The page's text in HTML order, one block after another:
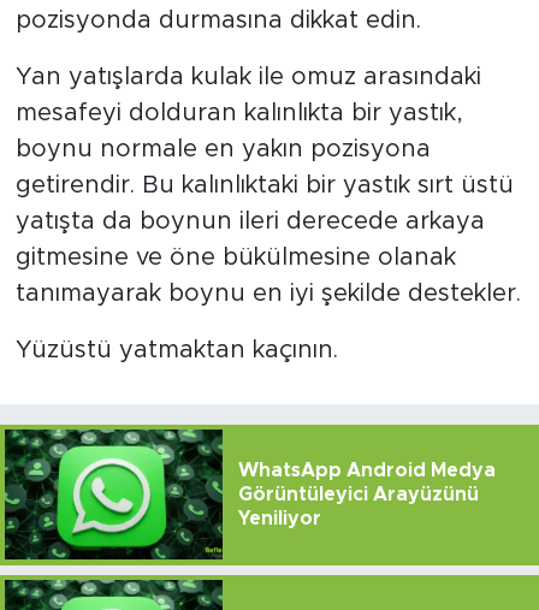
pozisyonda durmasına dikkat edin.
Yan yatışlarda kulak ile omuz arasındaki
mesafeyi dolduran kalınlıkta bir yastık,
boynu normale en yakın pozisyona
getirendir. Bu kalınlıktaki bir yastık sırt üstü
yatışta da boynun ileri derecede arkaya
gitmesine ve öne bükülmesine olanak
tanımayarak boynu en iyi şekilde destekler.
Yüzüstü yatmaktan kaçının.
WhatsApp Android Medya
Görüntüleyici Arayüzünü
Yeniliyor